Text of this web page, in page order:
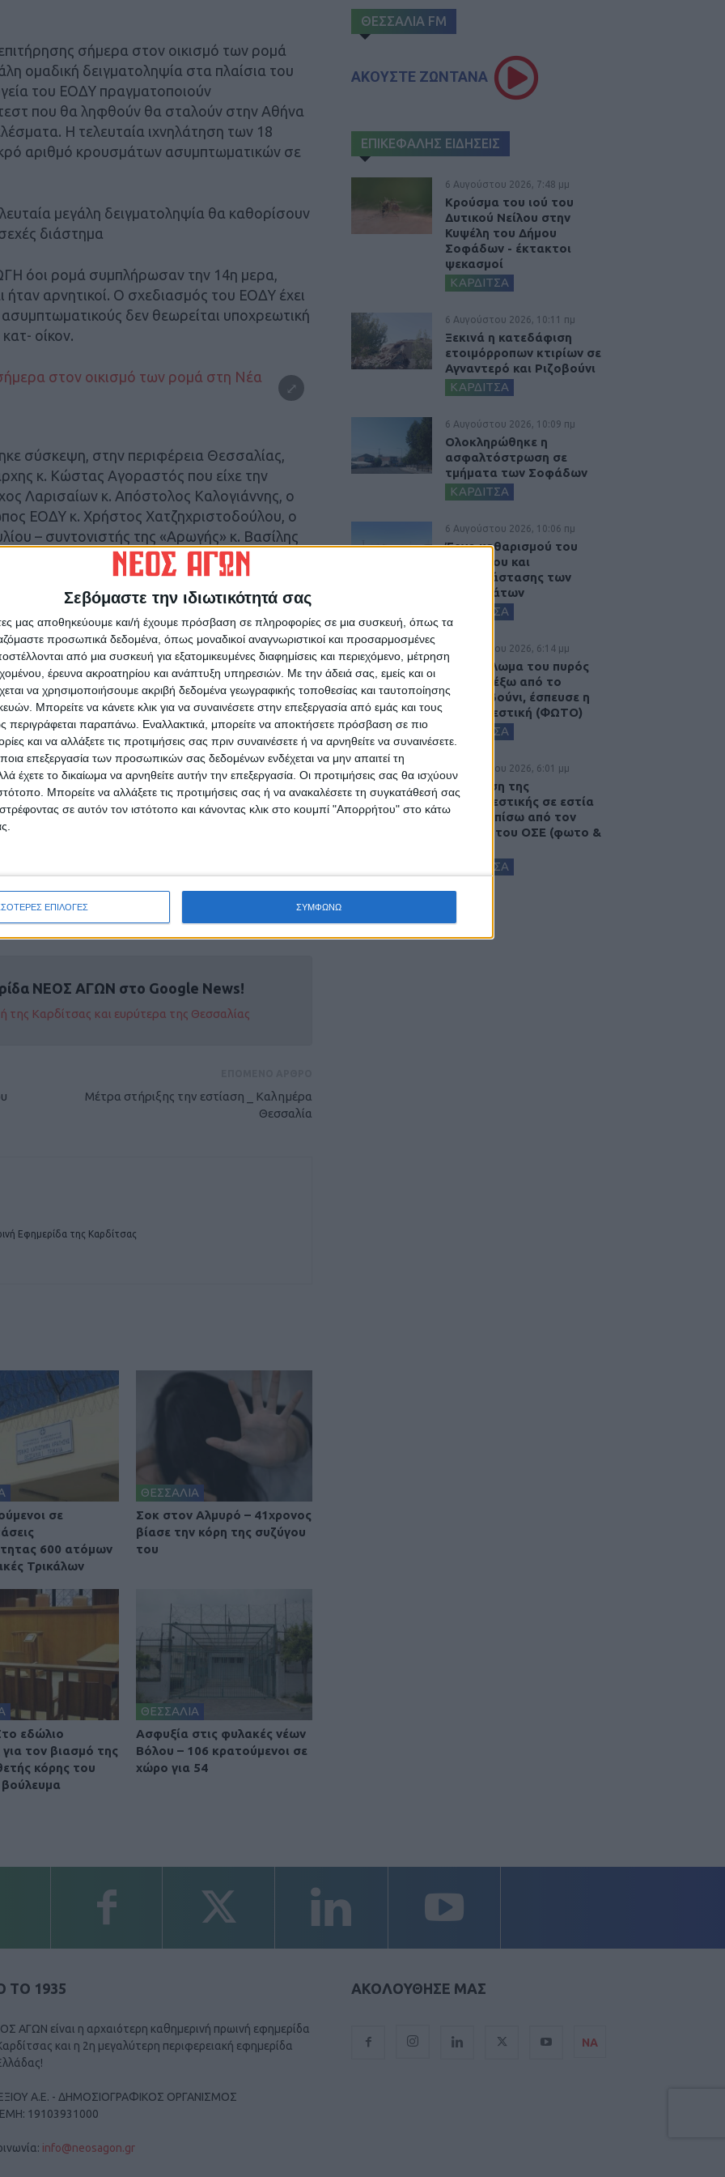
Σεβόμαστε την ιδιωτικότητά σας
μας αποθηκεύουμε και/ή έχουμε πρόσβαση σε πληροφορίες σε μια συσκευή, όπως τα
προσωπικά δεδομένα, όπως μοναδικοί αναγνωριστικοί και προσαρμοσμένες
από μια συσκευή για εξατομικευμένες διαφημίσεις και περιεχόμενο, μέτρηση
έρευνα ακροατηρίου και ανάπτυξη υπηρεσιών. Με την άδειά σας, εμείς και οι
να χρησιμοποιήσουμε ακριβή δεδομένα γεωγραφικής τοποθεσίας και ταυτοποίησης
Μπορείτε να κάνετε κλικ για να συναινέσετε στην επεξεργασία από εμάς και τους
περιγράφεται παραπάνω. Εναλλακτικά, μπορείτε να αποκτήσετε πρόσβαση σε πιο
και να αλλάξετε τις προτιμήσεις σας πριν συναινέσετε ή να αρνηθείτε να συναινέσετε.
επεξεργασία των προσωπικών σας δεδομένων ενδέχεται να μην απαιτεί τη
έχετε το δικαίωμα να αρνηθείτε αυτήν την επεξεργασία. Οι προτιμήσεις σας θα ισχύουν
Μπορείτε να αλλάξετε τις προτιμήσεις σας ή να ανακαλέσετε τη συγκατάθεσή σας
σε αυτόν τον ιστότοπο και κάνοντας κλικ στο κουμπί "Απορρήτου" στο κάτω
ΕΠΙΛΟΓΕΣ ΣΥΜΦΩΝΩ
επιτήρησης σήμερα στον οικισμό των ρομά
ομαδική δειγματοληψία στα πλαίσια του
του ΕΟΔΥ πραγματοποιούν
που θα ληφθούν θα σταλούν στην Αθήνα
Η τελευταία ιχνηλάτηση των 18
αριθμό κρουσμάτων ασυμπτωματικών σε
μεγάλη δειγματοληψία θα καθορίσουν
διάστημα
όοι ρομά συμπλήρωσαν την 14η μερα,
ήταν αρνητικοί. Ο σχεδιασμός του ΕΟΔΥ έχει
δεν θεωρείται υποχρεωτική
οίκον.
σύσκεψη, στην περιφέρεια Θεσσαλίας,
κ. Κώστας Αγοραστός που είχε την
Λαρισαίων κ. Απόστολος Καλογιάννης, ο
ΕΟΔΥ κ. Χρήστος Χατζηχριστοδούλου, ο
– συντονιστής της «Αρωγής» κ. Βασίλης
κ. Χρήστος Καλομπάτσιος, ο
κ. Αστέριος Μαντζιώκας, ο Διοικητής του
κ. Δημήτρης Κατσικονούρης, ο Διοικητής
Κομνός καθώς και ο πρόεδρος του
Γιαννακόπουλος.
όπως έχουν διαμορφωθεί και αποφασίστηκε
του οικισμού για ένα διάστημα αρκετών
γεγονός ότι δεν υπάρχει διασπορά του ιού
πολης.
δύο νέα κρούσμτα στη Λάρισα. Πρόκειται
με συμπτώματα στο ΓΝ Λάρισας και του
που εμφάνισε θετικό τεστ στον
ΝΕΟΣ ΑΓΩΝ στο Google News!
της Καρδίτσας και ευρύτερα της Θεσσαλίας
Μέτρα στήριξης την εστίαση _ Καλημέρα
Θεσσαλία
Εφημερίδα της Καρδίτσας
σε
600 ατόμων
Τρικάλων
ΘΕΣΣΑΛΙΑ
Σοκ στον Αλμυρό – 41χρονος
βίασε την κόρη της συζύγου
του
εδώλιο
τον βιασμό της
κόρης του
ΘΕΣΣΑΛΙΑ
Ασφυξία στις φυλακές νέων
Βόλου – 106 κρατούμενοι σε
χώρο για 54
ΘΕΣΣΑΛΙΑ FM
ΑΚΟΥΣΤΕ ΖΩΝΤΑΝΑ
ΕΠΙΚΕΦΑΛΗΣ ΕΙΔΗΣΕΙΣ
6 Αυγούστου 2026, 7:48 μμ
Κρούσμα του ιού του
Δυτικού Νείλου στην
Κυψέλη του Δήμου
Σοφάδων - έκτακτοι
ψεκασμοί
ΚΑΡΔΙΤΣΑ
6 Αυγούστου 2026, 10:11 πμ
Ξεκινά η κατεδάφιση
ετοιμόρροπων κτιρίων σε
Αγναντερό και Ριζοβούνι
ΚΑΡΔΙΤΣΑ
6 Αυγούστου 2026, 10:09 πμ
Ολοκληρώθηκε η
ασφαλτόστρωση σε
τμήματα των Σοφάδων
ΚΑΡΔΙΤΣΑ
6 Αυγούστου 2026, 10:06 πμ
Έργο καθαρισμού του
Ρογόζινου και
αποκατάστασης των
αναχωμάτων
ΚΑΡΔΙΤΣΑ
5 Αυγούστου 2026, 6:14 μμ
Παρανάλωμα του πυρός
έγινε ΙΧ έξω από το
Μορφοβούνι, έσπευσε η
Πυροσβεστική (ΦΩΤΟ)
ΚΑΡΔΙΤΣΑ
5 Αυγούστου 2026, 6:01 μμ
Επέμβαση της
Πυροσβεστικής σε εστία
φωτιάς πίσω από τον
σταθμό του ΟΣΕ (φωτο &
ΚΑΡΔΙΤΣΑ
ΤΟ 1935
ΑΓΩΝ είναι η αρχαιότερη καθημερινή πρωινή εφημερίδα
και η 2η μεγαλύτερη περιφερειακή εφημερίδα
Α.Ε. - ΔΗΜΟΣΙΟΓΡΑΦΙΚΟΣ ΟΡΓΑΝΙΣΜΟΣ
19103931000
info@neosagon.gr
ΑΚΟΛΟΥΘΗΣΕ ΜΑΣ
ΝΑ